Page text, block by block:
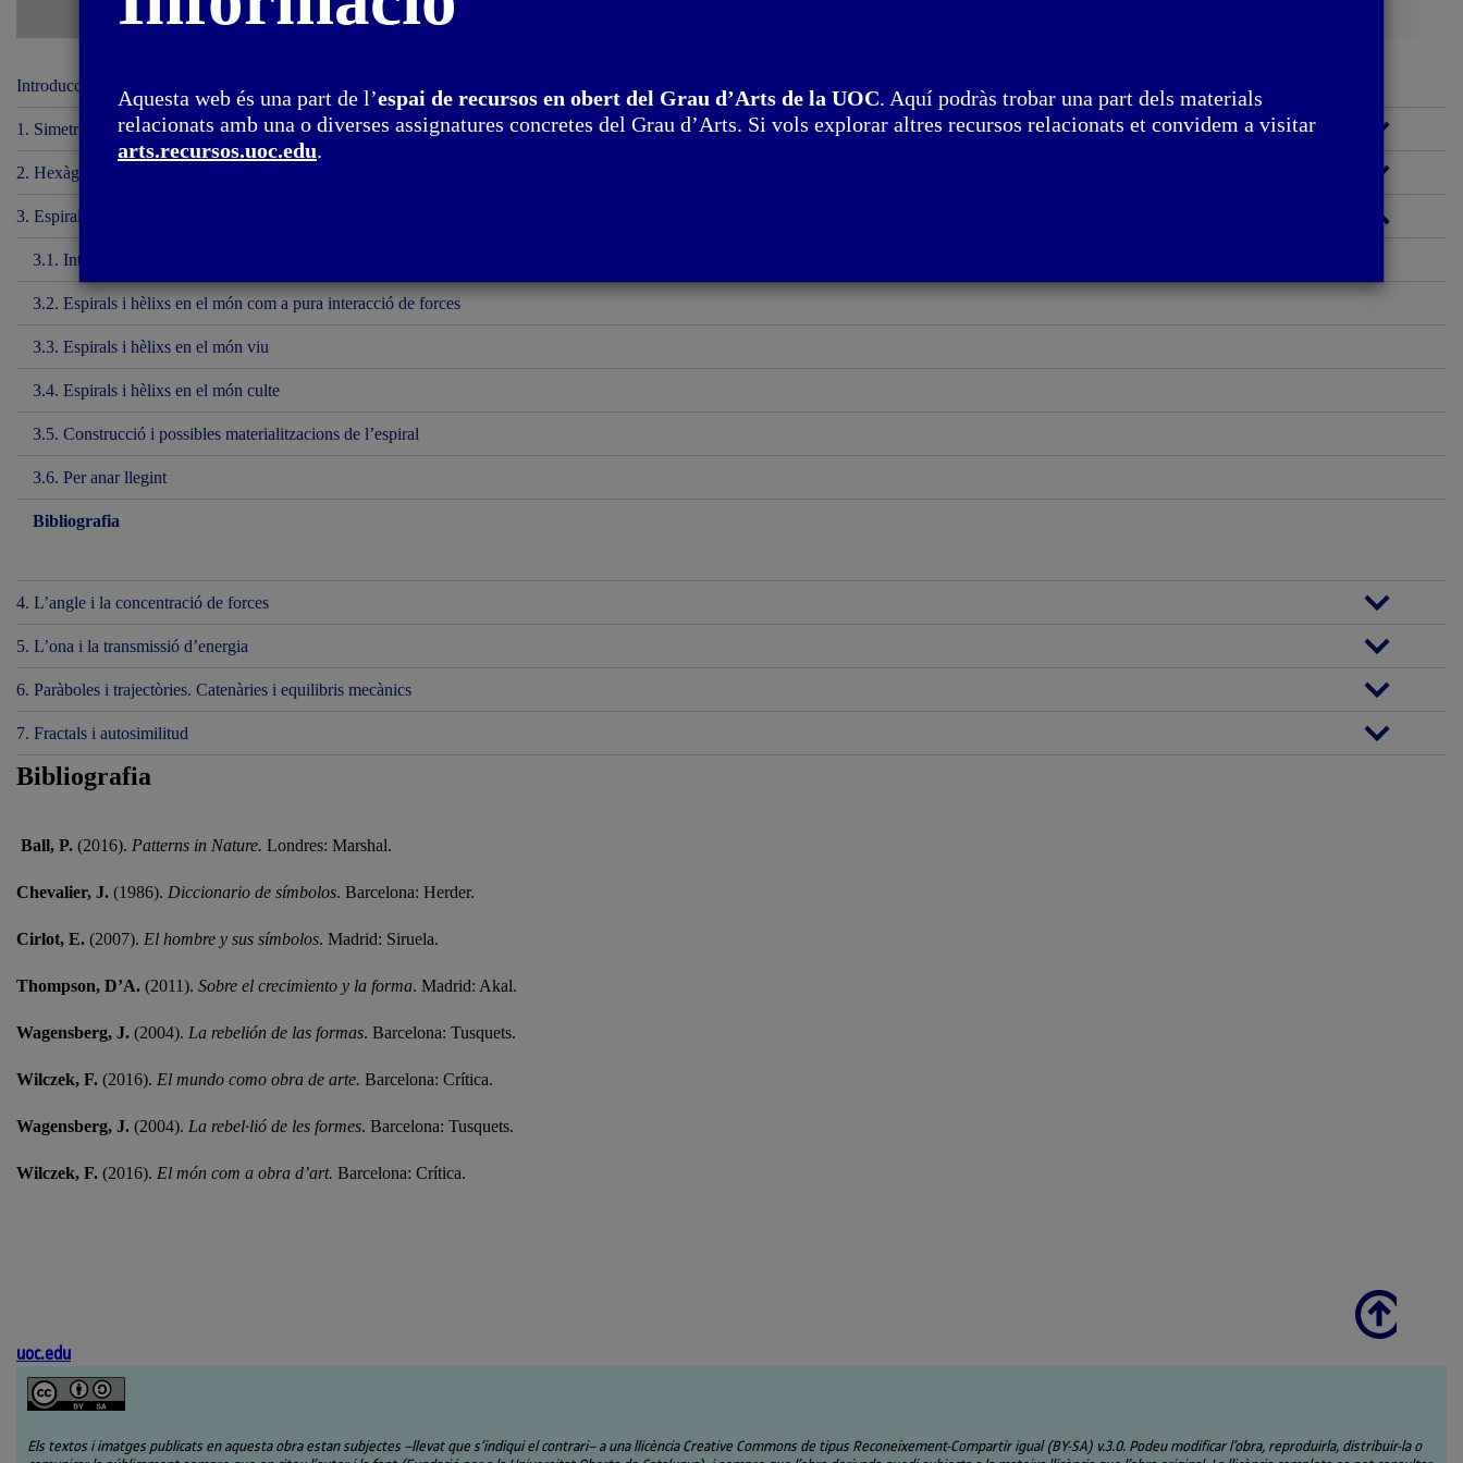
Introducció
1. Simetria circular i esfèrica
2. Hexàgon i tessel·lacions del pla
3. Espirals i hèlix
3.1. Introducció
3.2. Espirals i hèlixs en el món com a pura interacció de forces
3.3. Espirals i hèlixs en el món viu
3.4. Espirals i hèlixs en el món culte
3.5. Construcció i possibles materialitzacions de l’espiral
3.6. Per anar llegint
Bibliografia
4. L’angle i la concentració de forces
5. L’ona i la transmissió d’energia
6. Paràboles i trajectòries. Catenàries i equilibris mecànics
7. Fractals i autosimilitud
Bibliografia
Ball, P. (2016). Patterns in Nature. Londres: Marshal.
Chevalier, J. (1986). Diccionario de símbolos. Barcelona: Herder.
Cirlot, E. (2007). El hombre y sus símbolos. Madrid: Siruela.
Thompson, D’A. (2011). Sobre el crecimiento y la forma. Madrid: Akal.
Wagensberg, J. (2004). La rebelión de las formas. Barcelona: Tusquets.
Wilczek, F. (2016). El mundo como obra de arte. Barcelona: Crítica.
Wagensberg, J. (2004). La rebel·lió de les formes. Barcelona: Tusquets.
Wilczek, F. (2016). El món com a obra d’art. Barcelona: Crítica.
Scroll
uoc.edu
Els textos i imatges publicats en aquesta obra estan subjectes –llevat que s’indiqui el contrari– a una llicència Creative Commons de tipus Reconeixement-Compartir igual (BY-SA) v.3.0. Podeu modificar l’obra, reproduirla, distribuir-la o
Aquesta web és una part de l’espai de recursos en obert del Grau d’Arts de la UOC. Aquí podràs trobar una part dels materials
relacionats amb una o diverses assignatures concretes del Grau d’Arts. Si vols explorar altres recursos relacionats et convidem a visitar
arts.recursos.uoc.edu.